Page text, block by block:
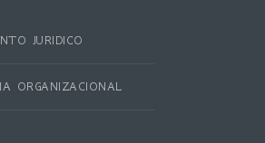
JURIDICO
ORGANIZACIONAL